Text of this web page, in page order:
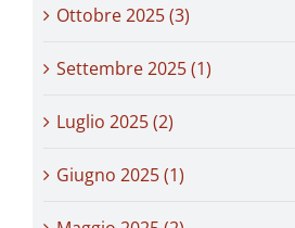
Ottobre 2025 (3)
Settembre 2025 (1)
Luglio 2025 (2)
Giugno 2025 (1)